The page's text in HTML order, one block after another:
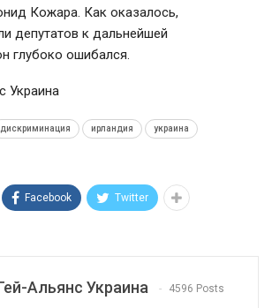
Кожара. Как оказалось,
депутатов к дальнейшей
глубоко ошибался.
Украина
дискриминация ирландия украина
Facebook Twitter
Альянс Украина 4596 Posts